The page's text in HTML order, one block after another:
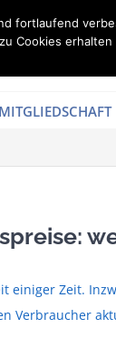
MITGLIEDSCHAFT
einiger Zeit.
Verbraucher
fortlaufend
Cookies